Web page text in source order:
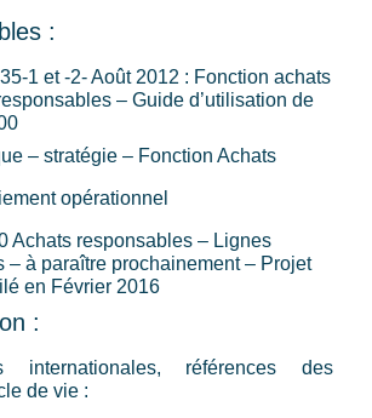
:
1 et -2- Août 2012 : Fonction achats
– Guide d’utilisation de
– stratégie – Fonction Achats
opérationnel
Achats responsables – Lignes
– à paraître prochainement – Projet
en Février 2016
:
internationales, références des
de vie :